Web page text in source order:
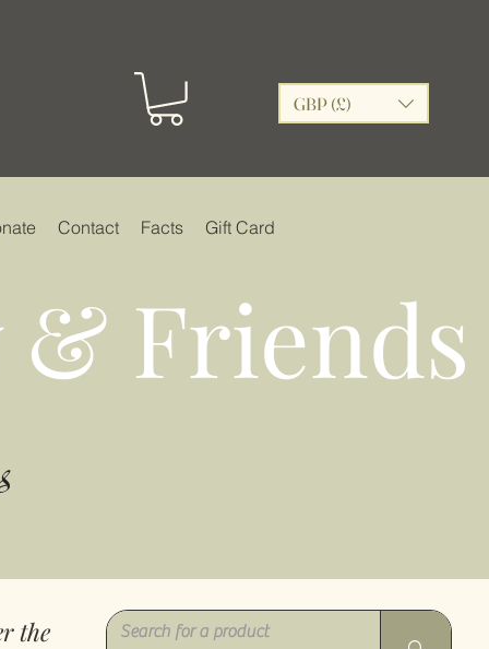
GBP (£)
Contact Facts Gift Card
Friends
the